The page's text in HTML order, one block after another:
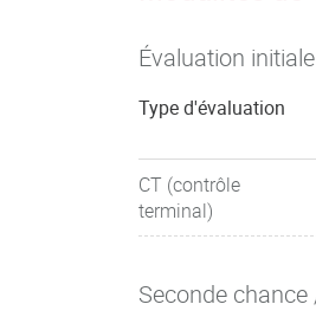
La socialisation,
Les classes
La sociologie de
La sociologie du
La sociologie
Évaluation
Type d'évaluation
CT (contrôle
terminal)
Seconde